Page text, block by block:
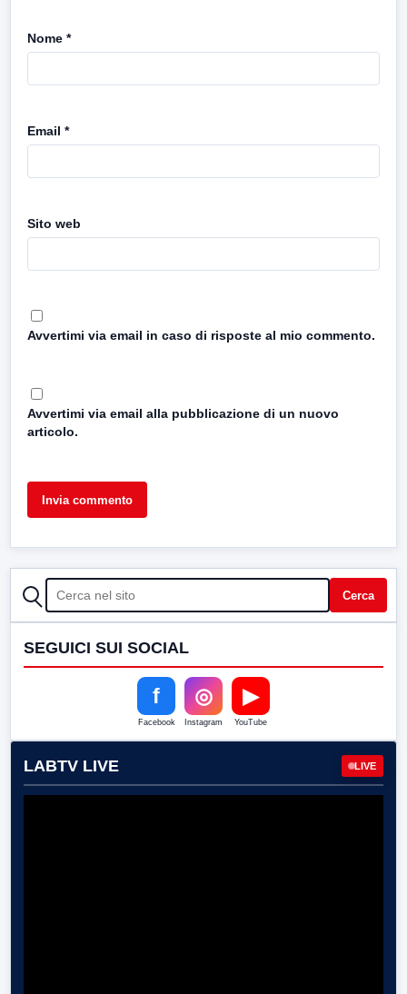
Nome *
Email *
Sito web
Avvertimi via email in caso di risposte al mio commento.
Avvertimi via email alla pubblicazione di un nuovo
articolo.
CERCA Cerca
SEGUICI SUI SOCIAL
f
Facebook
◎
Instagram
▶
YouTube
LABTV LIVE LIVE